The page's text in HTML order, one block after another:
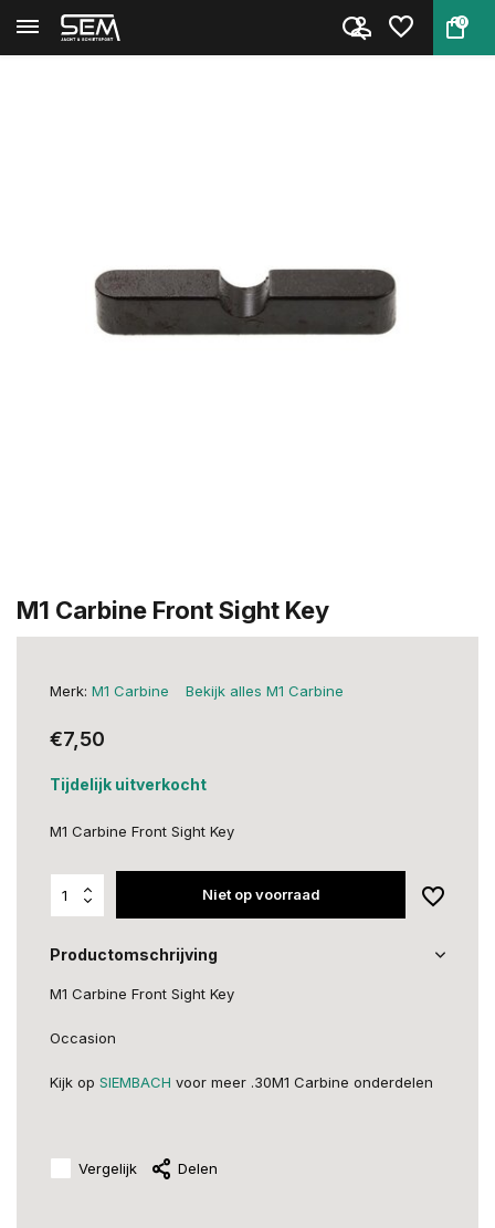
0
Terug Home
M1 Carbine Front Sight Key
Merk: M1 Carbine Bekijk alles M1 Carbine
€7,50
Tijdelijk uitverkocht
M1 Carbine Front Sight Key
Niet op voorraad
Productomschrijving
M1 Carbine Front Sight Key
Occasion
Kijk op SIEMBACH voor meer .30M1 Carbine onderdelen
Vergelijk Delen